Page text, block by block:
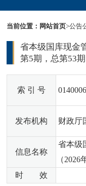
当前位置： 网站首页>公告
省本级国库现金
第5期，总第53
索 引 号
发布机构 财政厅
信息名称
省本级
（
时 效